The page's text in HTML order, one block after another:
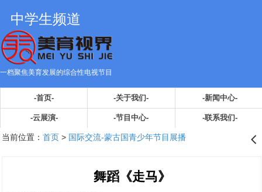
中学生频道
一档聚焦美育发展的综合性电视节目
-首页- -关于我们- -新闻中心-
-云展演- -节目中心- -联系我们-
当前位置： 首页> 国际交流-蒙古国青少年节目展播 󰊒
舞蹈《走马》